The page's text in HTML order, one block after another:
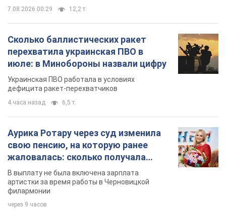
7.08.2026 00:29 12,2 т.
Сколько баллистических ракет
перехватила украинская ПВО в
июле: в Минобороны назвали цифру
Украинская ПВО работала в условиях
дефицита ракет-перехватчиков
4 часа назад 6,5 т.
Аурика Ротару через суд изменила
свою пенсию, на которую ранее
жаловалась: сколько получала
певица
В выплату не была включена зарплата
артистки за время работы в Черновицкой
филармонии
через 9 часов